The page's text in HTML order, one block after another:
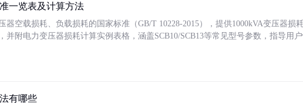
一览表及计算方法
器空载损耗、负载损耗的国家标准（GB/T 10228-2015），提供1000kVA变压器损
并附电力变压器损耗计算实例表格，涵盖SCB10/SCB13等常见型号参数，指导用
有哪些